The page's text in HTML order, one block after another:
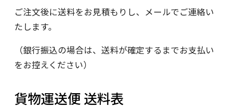
ご注文後に送料をお見積もりし、メールでご連絡い
たします。
（銀行振込の場合は、送料が確定するまでお支払い
をお控えください）
貨物運送便 送料表